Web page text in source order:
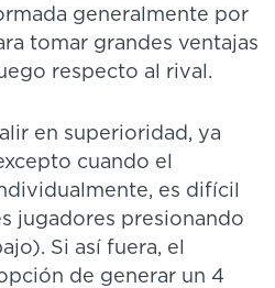
generalmente por
tomar grandes ventajas
respecto al rival.
en superioridad, ya
cuando el
es difícil
jugadores presionando
Si así fuera, el
de generar un 4